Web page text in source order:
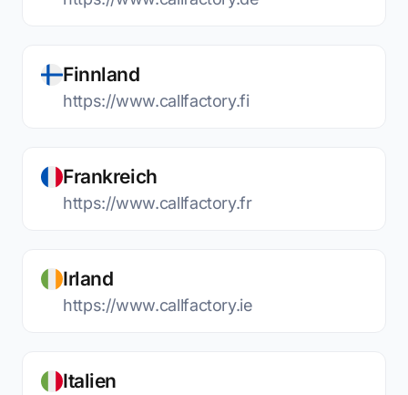
Finnland
https://www.callfactory.fi
Frankreich
https://www.callfactory.fr
Irland
https://www.callfactory.ie
Italien